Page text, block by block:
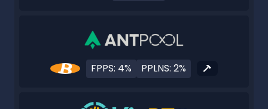
FPPS: 4% PPLNS: 2%